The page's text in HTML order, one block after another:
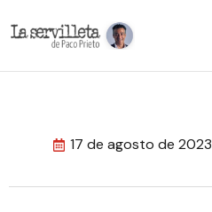
17 de agosto de 2023